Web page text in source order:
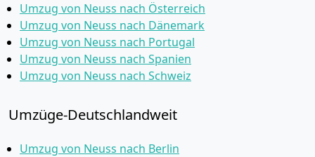
Umzug von Neuss nach Österreich
Umzug von Neuss nach Dänemark
Umzug von Neuss nach Portugal
Umzug von Neuss nach Spanien
Umzug von Neuss nach Schweiz
Umzüge-Deutschlandweit
Umzug von Neuss nach Berlin